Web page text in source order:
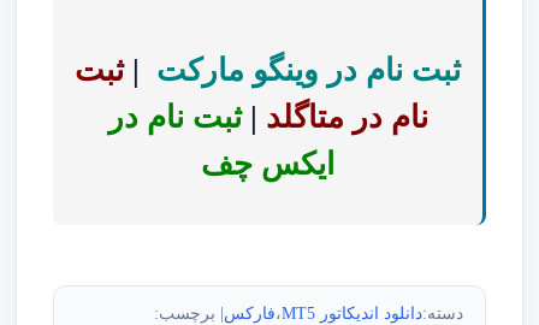
ثبت نام در وینگو مارکت |ثبت
نام در متاگلد |ثبت نام در
ایکس چف
دسته:دانلود اندیکاتور MT5 ،فارکس| برچسب: